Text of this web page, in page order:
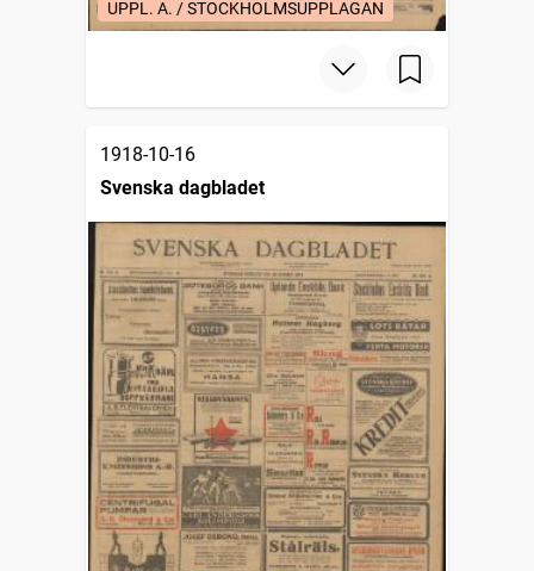
UPPL. A. / STOCKHOLMSUPPLAGAN
1918-10-16
Svenska dagbladet